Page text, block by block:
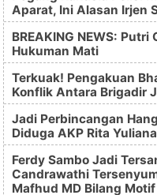
Aparat, Ini Alasan Irjen
BREAKING NEWS:
Hukuman Mati
Terkuak! Pengakuan
Konflik Antara Brigadir
Jadi Perbincangan
Diduga AKP Rita
Ferdy Sambo Jadi
Candrawathi
Mafhud MD Bilang